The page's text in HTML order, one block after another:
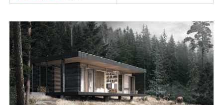
БУДІВНИЦТВО БУДИНКІВ
З
АББ”ТВІЙ ПРОЕКТ”
Замовити будівництво